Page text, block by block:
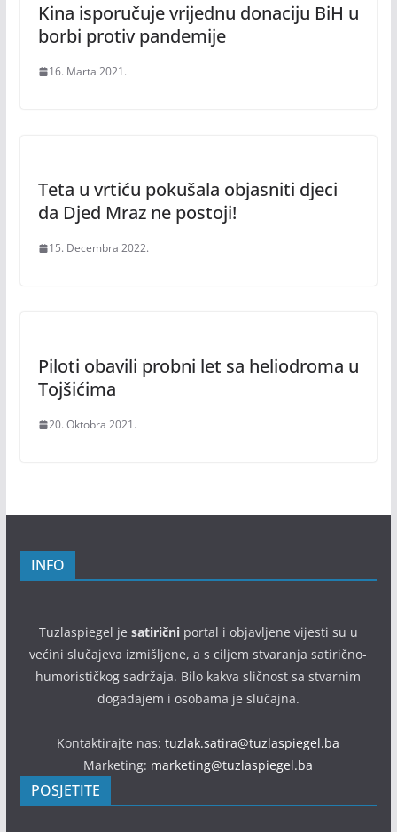
Kina isporučuje vrijednu donaciju BiH u
borbi protiv pandemije
16. Marta 2021.
Teta u vrtiću pokušala objasniti djeci
da Djed Mraz ne postoji!
15. Decembra 2022.
Piloti obavili probni let sa heliodroma u
Tojšićima
20. Oktobra 2021.
INFO
Tuzlaspiegel je satiričniportal i objavljene vijesti su u
većini slučajeva izmišljene, a s ciljem stvaranja satirično-
humorističkog sadržaja. Bilo kakva sličnost sa stvarnim
događajem i osobama je slučajna.
Kontaktirajte nas:tuzlak.satira@tuzlaspiegel.ba
Marketing: marketing@tuzlaspiegel.ba
POSJETITE